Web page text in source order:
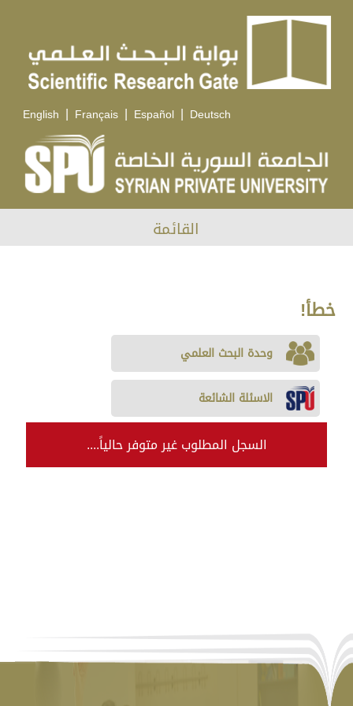
English | Français | Español | Deutsch
القائمة
خطأ!
وحدة البحث العلمي
الاسئلة الشائعة
السجل المطلوب غير متوفر حالياً....